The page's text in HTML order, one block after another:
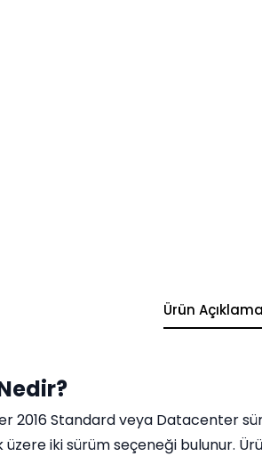
Ürün
2016 Standard veya Datacenter
üzere iki sürüm seçeneği bulunur.